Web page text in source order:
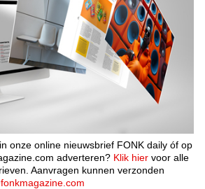
onze online nieuwsbrief FONK daily óf op
adverteren? Klik hier voor alle
Aanvragen kunnen verzonden